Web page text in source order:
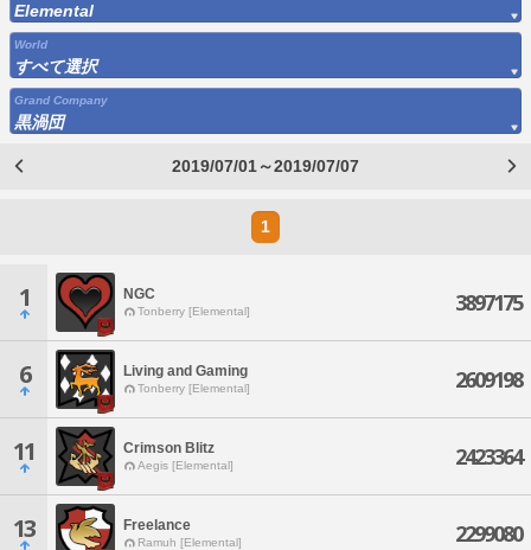
Elemental
World
すべて選択
Grand Company
黒渦団
2019/07/01～2019/07/07
1
1 NGC
Tonberry [Elemental] 3897175
6 Living and Gaming
Tonberry [Elemental] 2609198
11 Crimson Blitz
Aegis [Elemental] 2423364
13 Freelance
Ramuh [Elemental] 2299080